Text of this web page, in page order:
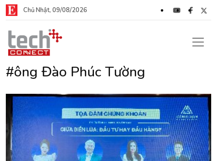
Chủ Nhật, 09/08/2026
#ông Đào Phúc Tường